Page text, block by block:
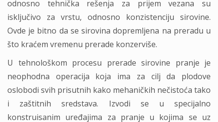
odnosno tehnička rešenja za prijem vezana su
isključivo za vrstu, odnosno konzistenciju sirovine.
Ovde je bitno da se sirovina dopremljena na preradu u
što kraćem vremenu prerade konzerviše.
U tehnološkom procesu prerade sirovine pranje je
neophodna operacija koja ima za cilj da plodove
oslobodi svih prisutnih kako mehaničkih nečistoća tako
i zaštitnih sredstava. Izvodi se u specijalno
konstruisanim uređajima za pranje u kojima se uz